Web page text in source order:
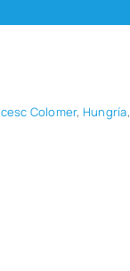
Colo­mer, Hun­gría,